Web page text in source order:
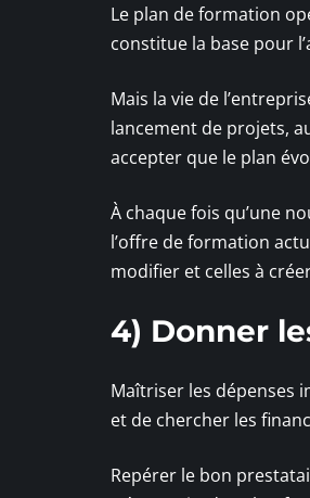
Le plan de formation
constitue la base pour
Mais la vie de
lancement de projets,
accepter que le plan
À chaque fois qu’une
l’offre de formation
modifier et celles à
4) Donner
Maîtriser les dépenses
et de chercher les
Repérer le bon